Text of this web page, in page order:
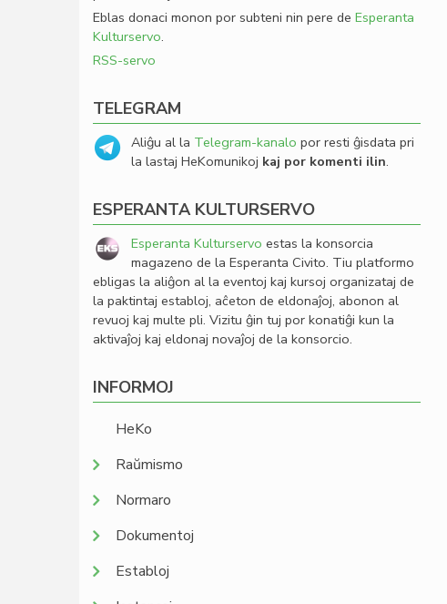
Eblas donaci monon por subteni nin pere de Esperanta
Kulturservo.
RSS-servo
TELEGRAM
Aliĝu al la Telegram-kanalo por resti ĝisdata pri
la lastaj HeKomunikoj kaj por komenti ilin.
ESPERANTA KULTURSERVO
Esperanta Kulturservo estas la konsorcia
magazeno de la Esperanta Civito. Tiu platformo
ebligas la aliĝon al la eventoj kaj kursoj organizataj de
la paktintaj establoj, aĉeton de eldonaĵoj, abonon al
revuoj kaj multe pli. Vizitu ĝin tuj por konatiĝi kun la
aktivaĵoj kaj eldonaj novaĵoj de la konsorcio.
INFORMOJ
HeKo
Raŭmismo
Normaro
Dokumentoj
Establoj